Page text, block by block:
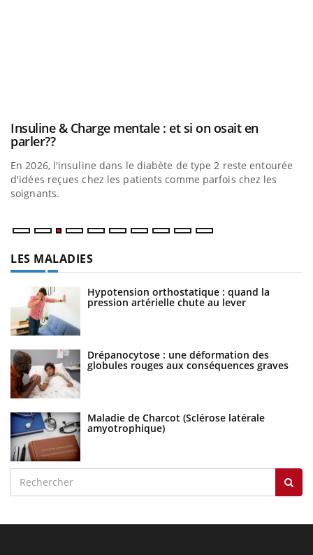
LES MALADIES
Hypotension orthostatique : quand la
pression artérielle chute au lever
Drépanocytose : une déformation des
globules rouges aux conséquences graves
Maladie de Charcot (Sclérose latérale
amyotrophique)